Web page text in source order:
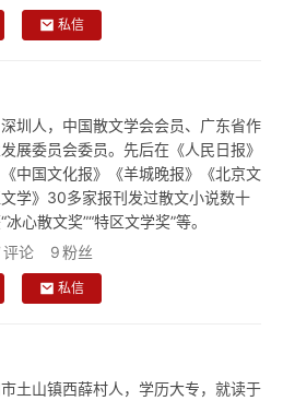
私信
圳人，中国散文学会会员、广东省作
展委员会委员。先后在《人民日报》
《中国文化报》《羊城晚报》《北京文
学》30多家报刊发过散文小说数十
心散文奖”“特区文学奖”等。
评论 9粉丝
私信
土山镇西薛村人，学历大专，就读于